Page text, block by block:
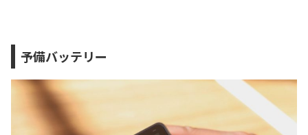
予備バッテリー